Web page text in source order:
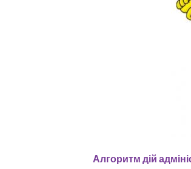
Алгоритм дій